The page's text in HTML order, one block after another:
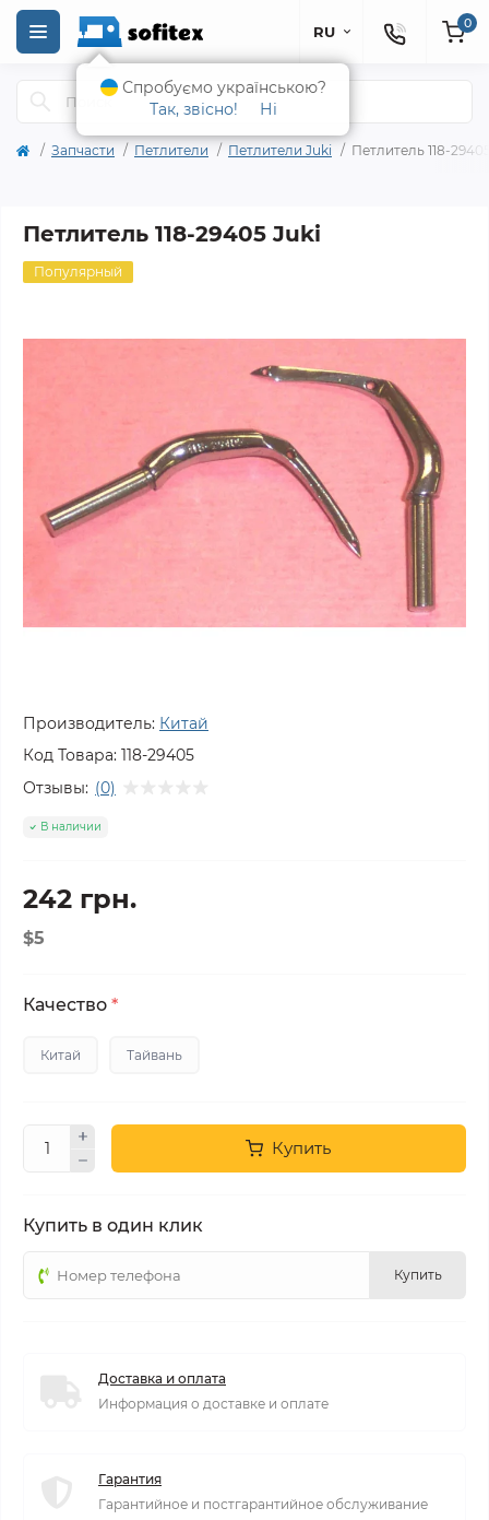
RU 0
Запчасти Петлители Петлители Juki Петлитель 118-
Петлитель 118-29405 Juki
Популярный
Производитель: Китай
Код Товара: 118-29405
Отзывы: (0)
В наличии
242 грн.
$5
Качество *
Китай Тайвань
Купить
Купить в один клик
Купить
Доставка и оплата
Информация о доставке и оплате
Гарантия
Гарантийное и постгарантийное обслуживание
Спробуємо українською?
Так, звісно!
Ні